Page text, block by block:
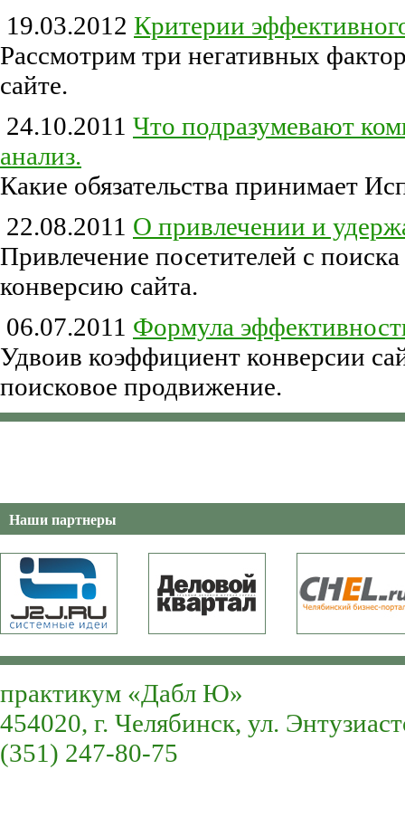
19.03.2012 Критерии
Рассмотрим три негативных
сайте.
24.10.2011 Что подразумевают
анализ.
Какие обязательства принимает
22.08.2011 О привлечении и
Привлечение посетителей с
конверсию сайта.
06.07.2011 Формула
Удвоив коэффициент конверсии
поисковое продвижение.
Наши партнеры
практикум «Дабл Ю»
454020, г. Челябинск, ул.
(351) 247-80-75